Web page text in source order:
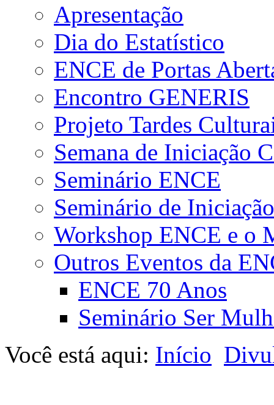
Apresentação
Dia do Estatístico
ENCE de Portas
Encontro GENERIS
Projeto Tardes
Semana de Iniciação
Seminário ENCE
Seminário de
Workshop ENCE e o
Outros Eventos da
ENCE 70 Anos
Seminário Ser
Você está aqui: Início